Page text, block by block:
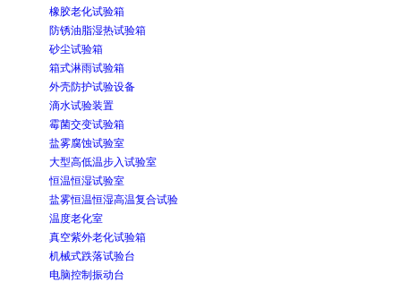
橡胶老化试验箱
防锈油脂湿热试验箱
砂尘试验箱
箱式淋雨试验箱
外壳防护试验设备
滴水试验装置
霉菌交变试验箱
盐雾腐蚀试验室
大型高低温步入试验室
恒温恒湿试验室
盐雾恒温恒湿高温复合试验
温度老化室
真空紫外老化试验箱
机械式跌落试验台
电脑控制振动台